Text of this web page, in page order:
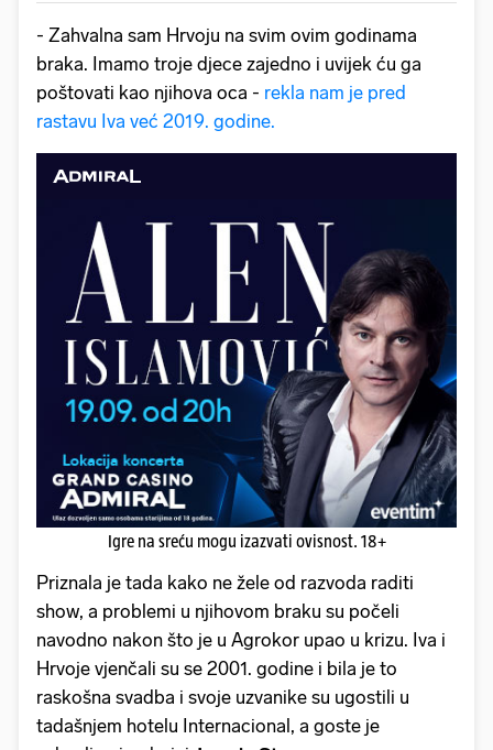
- Zahvalna sam Hrvoju na svim ovim godinama
braka. Imamo troje djece zajedno i uvijek ću ga
poštovati kao njihova oca - rekla nam je pred
rastavu Iva već 2019. godine.
Igre na sreću mogu izazvati ovisnost. 18+
Priznala je tada kako ne žele od razvoda raditi
show, a problemi u njihovom braku su počeli
navodno nakon što je u Agrokor upao u krizu. Iva i
Hrvoje vjenčali su se 2001. godine i bila je to
raskošna svadba i svoje uzvanike su ugostili u
tadašnjem hotelu Internacional, a goste je